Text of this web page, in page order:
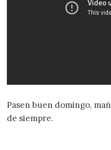
Pasen buen domingo,
de siempre.